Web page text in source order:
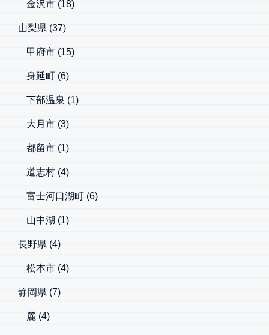
金沢市 (18)
山梨県 (37)
甲府市 (15)
身延町 (6)
下部温泉 (1)
大月市 (3)
都留市 (1)
道志村 (4)
富士河口湖町 (6)
山中湖 (1)
長野県 (4)
松本市 (4)
静岡県 (7)
麓 (4)